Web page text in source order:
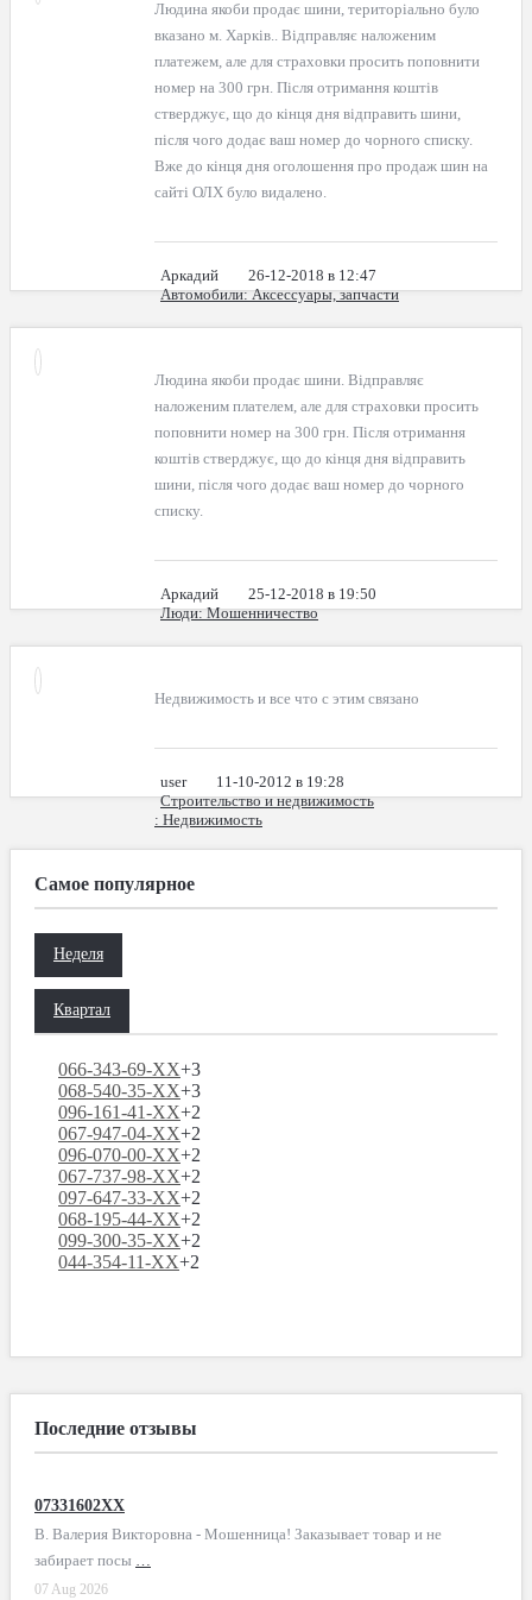
Людина якоби продає шини, територіально було
вказано м. Харків.. Відправляє наложеним
платежем, але для страховки просить поповнити
номер на 300 грн. Після отримання коштів
стверджує, що до кінця дня відправить шини,
після чого додає ваш номер до чорного списку.
Вже до кінця дня оголошення про продаж шин на
сайті ОЛХ було видалено.
Аркадий
26-12-2018 в 12:47
Автомобили: Аксессуары, запчасти
Людина якоби продає шини. Відправляє
наложеним плателем, але для страховки просить
поповнити номер на 300 грн. Після отримання
коштів стверджує, що до кінця дня відправить
шини, після чого додає ваш номер до чорного
списку.
Аркадий
25-12-2018 в 19:50
Люди: Мошенничество
Недвижимость и все что с этим связано
user
11-10-2012 в 19:28
Строительство и недвижимость
: Недвижимость
Самое популярное
Неделя
Квартал
066-343-69-XX+3
068-540-35-XX+3
096-161-41-XX+2
067-947-04-XX+2
096-070-00-XX+2
067-737-98-XX+2
097-647-33-XX+2
068-195-44-XX+2
099-300-35-XX+2
044-354-11-XX+2
Последние отзывы
07331602XX
В. Валерия Викторовна - Мошенница! Заказывает товар и не
забирает посы …
07 Aug 2026